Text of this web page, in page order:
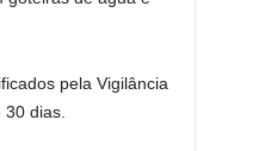
pela Vigilância
dias.